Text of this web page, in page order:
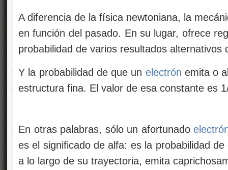
A diferencia de la física newtoniana, la
en función del pasado. En su lugar, ofrece
probabilidad de varios resultados alternativos
Y la probabilidad de que un electrón emita o
estructura fina. El valor de esa constante es
En otras palabras, sólo un afortunado
es el significado de alfa: es la probabilidad
a lo largo de su trayectoria, emita